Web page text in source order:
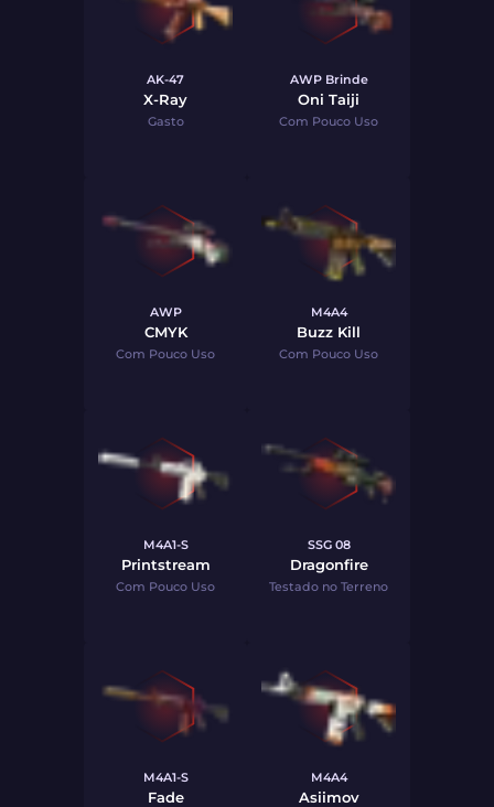
AK-47
X-Ray
Gasto
AWP Brinde
Oni Taiji
Com Pouco Uso
AWP
CMYK
Com Pouco Uso
M4A4
Buzz Kill
Com Pouco Uso
M4A1-S
Printstream
Com Pouco Uso
SSG 08
Dragonfire
Testado no Terreno
M4A1-S
Fade
M4A4
Asiimov